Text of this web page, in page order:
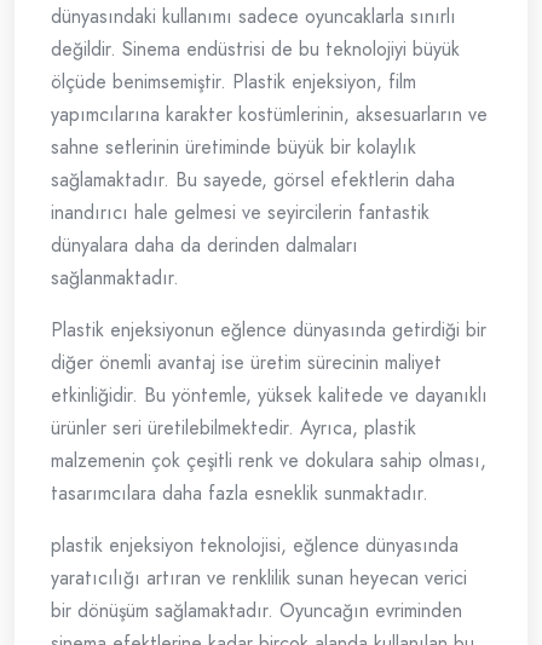
dünyasındaki kullanımı sadece oyuncaklarla sınırlı
değildir. Sinema endüstrisi de bu teknolojiyi büyük
ölçüde benimsemiştir. Plastik enjeksiyon, film
yapımcılarına karakter kostümlerinin, aksesuarların ve
sahne setlerinin üretiminde büyük bir kolaylık
sağlamaktadır. Bu sayede, görsel efektlerin daha
inandırıcı hale gelmesi ve seyircilerin fantastik
dünyalara daha da derinden dalmaları
sağlanmaktadır.
Plastik enjeksiyonun eğlence dünyasında getirdiği bir
diğer önemli avantaj ise üretim sürecinin maliyet
etkinliğidir. Bu yöntemle, yüksek kalitede ve dayanıklı
ürünler seri üretilebilmektedir. Ayrıca, plastik
malzemenin çok çeşitli renk ve dokulara sahip olması,
tasarımcılara daha fazla esneklik sunmaktadır.
plastik enjeksiyon teknolojisi, eğlence dünyasında
yaratıcılığı artıran ve renklilik sunan heyecan verici
bir dönüşüm sağlamaktadır. Oyuncağın evriminden